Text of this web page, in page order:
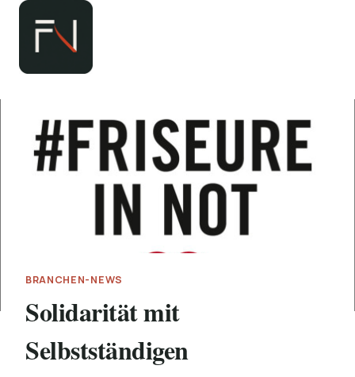
Zum
springen
BRANCHEN-NEWS
Solidarität mit
Selbstständigen